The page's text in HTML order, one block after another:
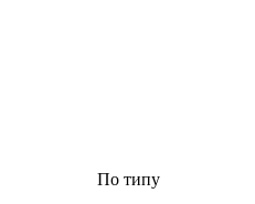
По типу